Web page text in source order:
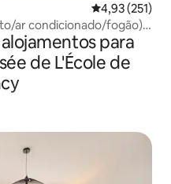
Classificação
4,93 (251)
ar condicionado/fogão)
para
de L'École de